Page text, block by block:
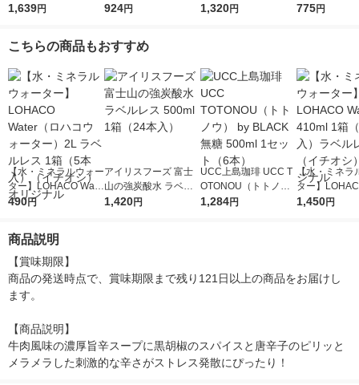
種各1パック+ポック
2種各1食)
1,639円
しょうゆ味 3食パック
インスタントラーメン
924円
ーフード 3食パック (3
1,320円
清食品
775円
こちらの商品もおすすめ
【水・ミネラルウォー
ター】LOHACO Wate
r（ロハコウォータ
シ） オリジナル
490円
アイリスフーズ 富士
山の強炭酸水 ラベル
レス 500ml 1箱（24
1,420円
UCC上島珈琲 UCC T
OTONOU（トトノ
ウ） by BLACK無糖 5
1,284円
【水・ミネラ
ター】
r 410ml 1箱（
1,450円
商品説明
【賞味期限】
商品の発送時点で、賞味期限まで残り121日以上の商品をお届けし
ます。
【商品説明】
牛肉風味の濃厚旨辛スープに黒胡椒のスパイスと唐辛子のピリッと
メラメラした刺激的な辛さがストレス発散にぴったり！